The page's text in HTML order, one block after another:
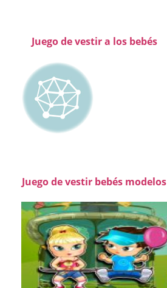
Juego de vestir a los bebés
Juego de vestir bebés modelos